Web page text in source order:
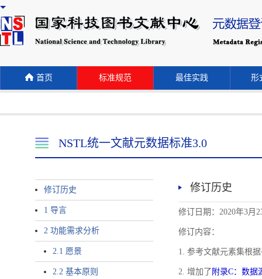
首页 标准规范 最佳实践 形
NSTL统一文献元数据标准3.0
修订历史
1 导言
2 功能需求分析
2.1 愿景
2.2 基本原则
修订历史
修订日期：2020年3月
修订内容：
1. 参考文献元素集根
2. 增加了 附录C：数据